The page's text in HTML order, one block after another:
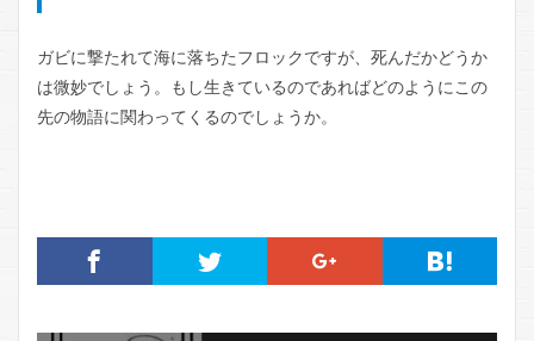
ガビに撃たれて海に落ちたフロックですが、死んだかどうか
は微妙でしょう。もし生きているのであればどのようにこの
先の物語に関わってくるのでしょうか。